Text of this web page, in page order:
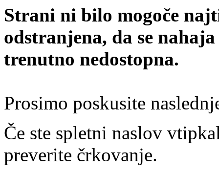
Strani ni bilo mogoče
odstranjena, da se
trenutno nedostopna.
Prosimo poskusite
Če ste spletni naslov
preverite črkovanje.